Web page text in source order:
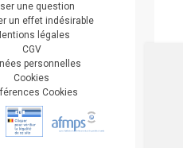
une question
un effet indésirable
légales
CGV
personnelles
Cookies
Cookies